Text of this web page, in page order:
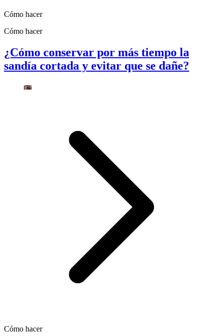
Cómo hacer
Cómo hacer
¿Cómo conservar por más tiempo la
sandía cortada y evitar que se dañe?
Cómo hacer